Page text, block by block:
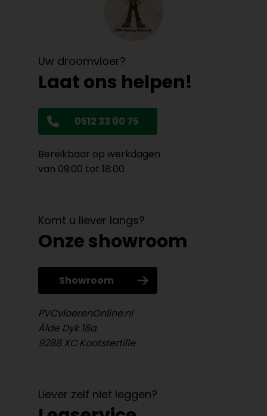
Uw droomvloer?
Laat ons helpen!
0512 33 00 75
Bereikbaar op werkdagen
van 09:00 tot 18:00
Komt u liever langs?
Onze showroom
Showroom
PVCvloerenOnline.nl
Âlde Dyk 18a
9288 XC Kootstertille
Liever zelf niet leggen?